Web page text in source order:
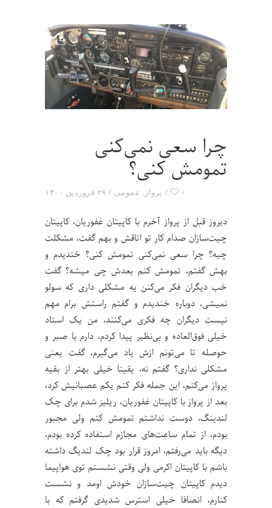
چرا سعی نمی‌کنی
تمومش کنی؟
۲۹ فروردین ۱۴۰۰ پرواز , عمومی ۰
دیروز قبل از پرواز آخرم با کاپیتان غفوریان، کاپیتان
چیت‌سازان صدام کار تو اتاقش و بهم گفت، مشکلت
چیه؟ چرا سعی نمی‌کنی تمومش کنی؟ خندیدم و
بهش گفتم، تمومش کنم بعدش چی میشه؟ گفت
خب دیگران فکر می‌کنن یه مشکلی داری که سولو
نمیشی، دوباره خندیدم و گفتم راستش برام مهم
نیست دیگران چه فکری می‌کنند، من یک استاد
خیلی فوق‌العاده و بی‌نظیر پیدا کردم، دارم با صبر و
حوصله تا می‌تونم ازش یاد می‌گیرم، گفت یعنی
مشکلی نداری؟ گفتم نه، یقینا خیلی بهتر از بقیه
پرواز می‌کنم، این جمله فکر کنم یکم عصبانیش کرد،
بعد از پرواز با کاپیتان غفوریان، ریلیز شدم برای چک
لندینگ، دوست نداشتم تمومش کنم ولی مجبور
بودم، از تمام ساعت‌های مجازم استفاده کرده بودم،
دیگه باید می‌رفتم، امروز قرار بود چک لندیگ داشته
باشم با کاپیتان اکرمی ولی وقتی نشستم توی هواپیما
دیدم کاپیتان چیت‌سازان خودش اومد و نشست
کنارم، انصافا خیلی استرس شدیدی گرفتم که با